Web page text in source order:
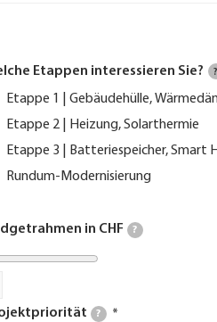
Etappen interessieren Sie? ?
Etappe 1 | Gebäudehülle,
Etappe 2 | Heizung, Solarthermie
Etappe 3 | Batteriespeicher, Smart
Rundum-Modernisierung
in CHF ?
?